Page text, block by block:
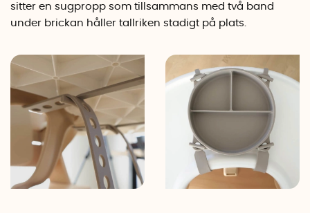
sitter en sugpropp som tillsammans med två band
under brickan håller tallriken stadigt på plats.